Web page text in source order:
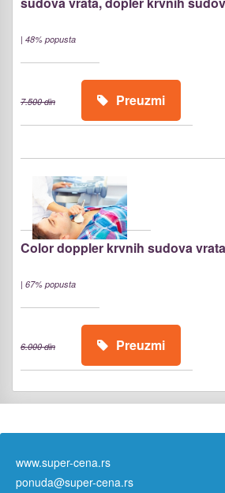
| 48% popusta
7.500 din Preuzmi
Color doppler krvnih sudova
| 67% popusta
6.000 din Preuzmi
www.super-cena.rs
ponuda@super-cena.rs